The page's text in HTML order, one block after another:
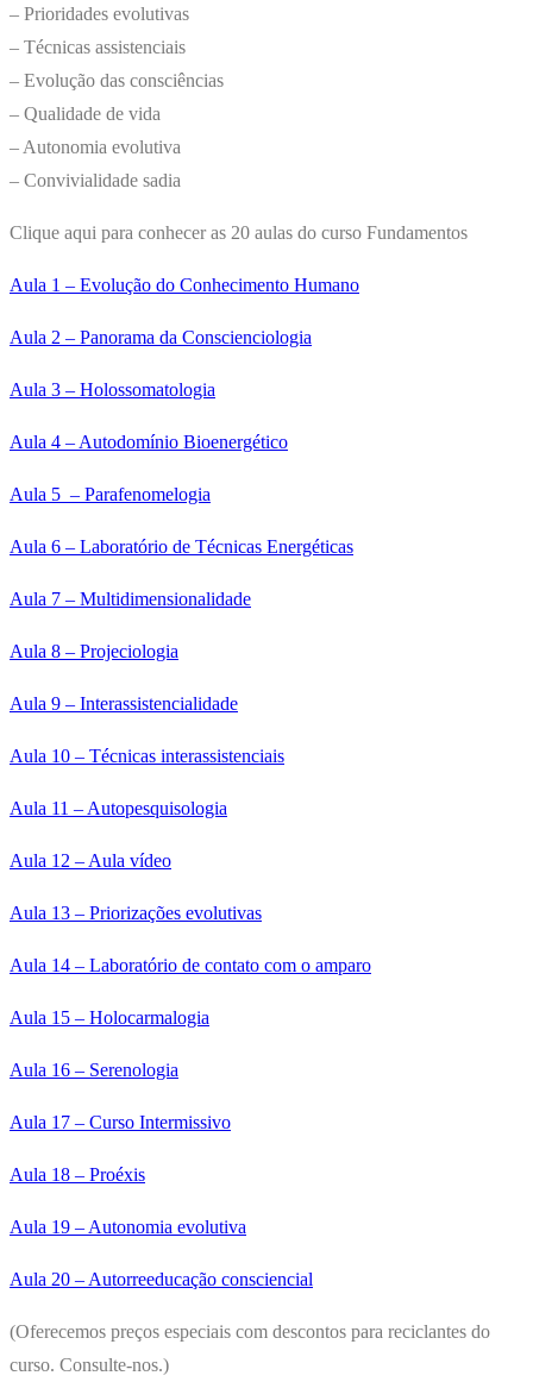
– Prioridades evolutivas
– Técnicas assistenciais
– Evolução das consciências
– Qualidade de vida
– Autonomia evolutiva
– Convivialidade sadia
Clique aqui para conhecer as 20 aulas do curso Fundamentos
Aula 1 – Evolução do Conhecimento Humano
Aula 2 – Panorama da Conscienciologia
Aula 3 – Holossomatologia
Aula 4 – Autodomínio Bioenergético
Aula 5 – Parafenomelogia
Aula 6 – Laboratório de Técnicas Energéticas
Aula 7 – Multidimensionalidade
Aula 8 – Projeciologia
Aula 9 – Interassistencialidade
Aula 10 – Técnicas interassistenciais
Aula 11 – Autopesquisologia
Aula 12 – Aula vídeo
Aula 13 – Priorizações evolutivas
Aula 14 – Laboratório de contato com o amparo
Aula 15 – Holocarmalogia
Aula 16 – Serenologia
Aula 17 – Curso Intermissivo
Aula 18 – Proéxis
Aula 19 – Autonomia evolutiva
Aula 20 – Autorreeducação consciencial
(Oferecemos preços especiais com descontos para reciclantes do
curso. Consulte-nos.)